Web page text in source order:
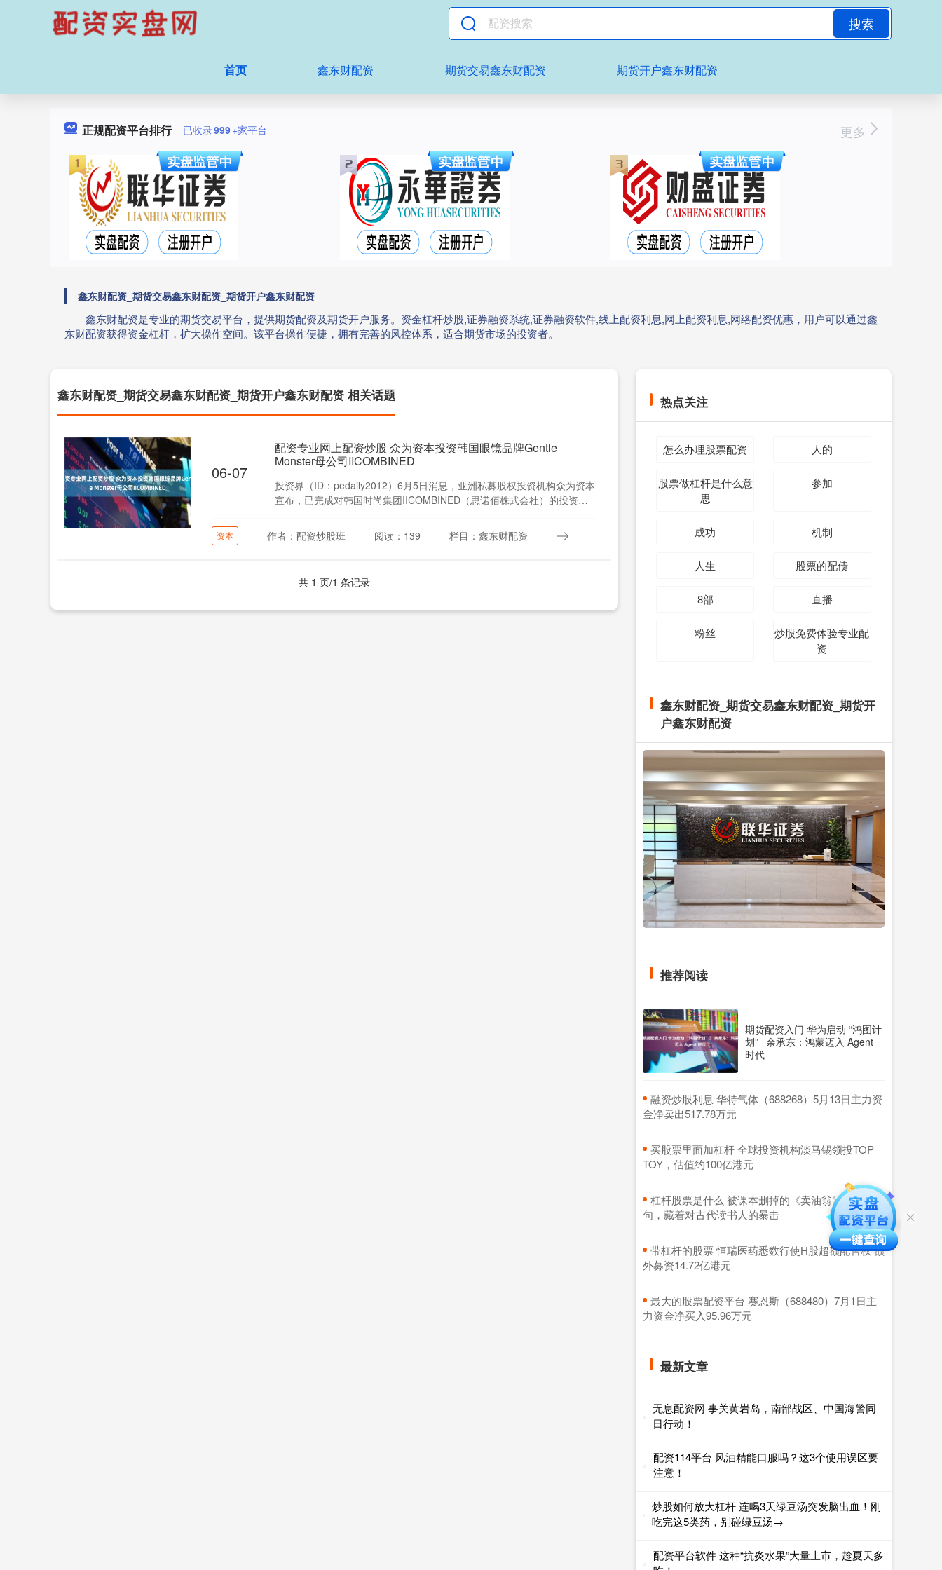
搜索
首页 鑫东财配资 期货交易鑫东财配资 期货开户鑫东财配资
正规配资平台排行 已收录999+家平台 更多
鑫东财配资_期货交易鑫东财配资_期货开户鑫东财配资
鑫东财配资是专业的期货交易平台，提供期货配资及期货开户服务。资金杠杆炒股,证券融资系统,证券融资软件,线上配资利息,网上配资利息,网络配资优惠，用户可以通过鑫
东财配资获得资金杠杆，扩大操作空间。该平台操作便捷，拥有完善的风控体系，适合期货市场的投资者。
鑫东财配资_期货交易鑫东财配资_期货开户鑫东财配资 相关话题
06-07
配资专业网上配资炒股 众为资本投资韩国眼镜品牌Gentle
Monster母公司IICOMBINED
投资界（ID：pedaily2012）6月5日消息，亚洲私募股权投资机构众为资本
宣布，已完成对韩国时尚集团IICOMBINED（思诺佰株式会社）的投资。
资本 作者：配资炒股班 阅读：139 栏目：鑫东财配资
共 1 页/1 条记录
热点关注
怎么办理股票配资 人的
股票做杠杆是什么意
思
参加
成功 机制
人生 股票的配债
8部 直播
粉丝
炒股免费体验专业配
资
鑫东财配资_期货交易鑫东财配资_期货开
户鑫东财配资
推荐阅读
期货配资入门 华为启动 “鸿图计
划” 余承东：鸿蒙迈入 Agent
时代
​融资炒股利息 华特气体（688268）5月13日主力资
金净卖出517.78万元
​买股票里面加杠杆 全球投资机构淡马锡领投TOP
TOY，估值约100亿港元
​杠杆股票是什么 被课本删掉的《卖油翁》最后一
句，藏着对古代读书人的暴击
​带杠杆的股票 恒瑞医药悉数行使H股超额配售权 额
外募资14.72亿港元
​最大的股票配资平台 赛恩斯（688480）7月1日主
力资金净买入95.96万元
最新文章
无息配资网 事关黄岩岛，南部战区、中国海警同
日行动！
配资114平台 风油精能口服吗？这3个使用误区要
注意！
炒股如何放大杠杆 连喝3天绿豆汤突发脑出血！刚
吃完这5类药，别碰绿豆汤→
配资平台软件 这种“抗炎水果”大量上市，趁夏天多